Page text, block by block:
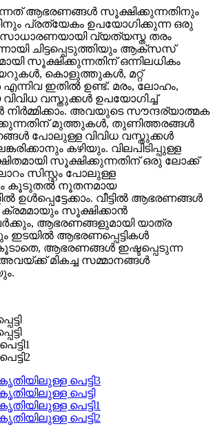
ആഭരണങ്ങൾ സൂക്ഷിക്കുന്നതിനും
പ്രത്യേകം ഉപയോഗിക്കുന്ന ഒരു
വ്യത്യസ്ത തരം
ചിട്ടപ്പെടുത്തിയും ആക്‌സസ്
സൂക്ഷിക്കുന്നതിന് ഒന്നിലധികം
കൊളുത്തുകൾ, മറ്റ്
ഇതിൽ ഉണ്ട്. മരം, ലോഹം,
വസ്തുക്കൾ ഉപയോഗിച്ച്
നിർമ്മിക്കാം. അവയുടെ സൗന്ദര്യാത്മക
മുത്തുകൾ, തുണിത്തരങ്ങൾ
പോലുള്ള വിവിധ വസ്തുക്കൾ
കഴിയും. വിലപിടിപ്പുള്ള
സൂക്ഷിക്കുന്നതിന് ഒരു ലോക്ക്
സിസ്റ്റം പോലുള്ള
കൂടുതൽ നൂതനമായ
ഉൾപ്പെട്ടേക്കാം. വീട്ടിൽ ആഭരണങ്ങൾ
സൂക്ഷിക്കാൻ
ആഭരണങ്ങളുമായി യാത്ര
ഇടയിൽ ആഭരണപ്പെട്ടികൾ
ആഭരണങ്ങൾ ഇഷ്ടപ്പെടുന്ന
മികച്ച സമ്മാനങ്ങൾ